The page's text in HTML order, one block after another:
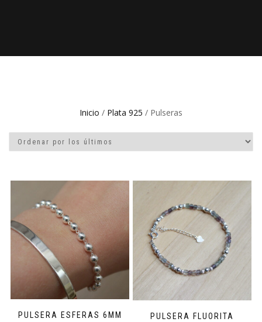
Inicio / Plata 925 / Pulseras
PULSERA ESFERAS 6MM PULSERA FLUORITA